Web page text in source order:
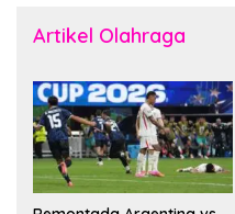
Artikel Olahraga